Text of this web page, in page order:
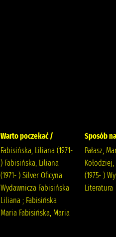
Warto poczekać /
Fabisińska, Liliana (1971-
) Fabisińska, Liliana
(1971- ) Silver Oficyna
Wydawnicza Fabisińska
Liliana ; Fabisińska
Maria Fabisińska, Maria
Sposób
Pałasz,
(1975- )
Literatura